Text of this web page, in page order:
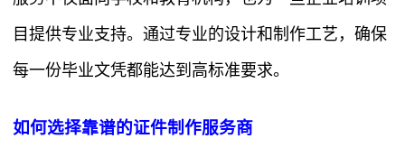
目提供专业支持。通过专业的设计和制作工艺，确保
每一份毕业文凭都能达到高标准要求。
如何选择靠谱的证件制作服务商